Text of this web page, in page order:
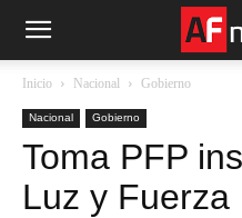
Inicio Nacional Gobierno
Nacional Gobierno
Toma PFP
Luz y Fuerza